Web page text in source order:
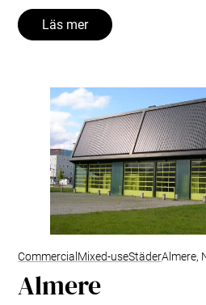
Läs mer
Commercial Mixed-useStäderAlmere,
Almere